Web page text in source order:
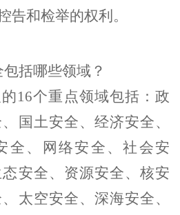
告和检举的权利。
包括哪些领域？
16个重点领域包括：政
国土安全、经济安全、
全、网络安全、社会安
安全、资源安全、核安
太空安全、深海安全、